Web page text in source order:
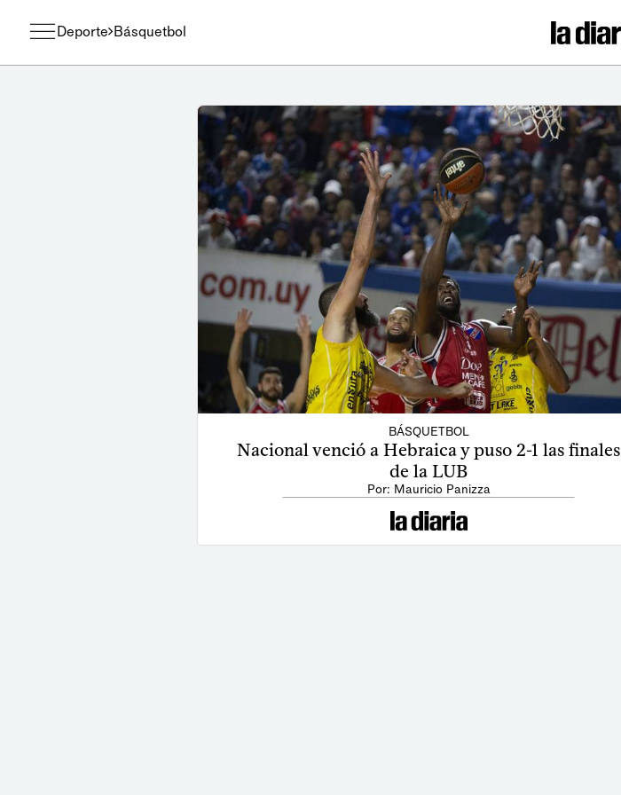
Deporte Básquetbol
BÁSQUETBOL
Nacional venció a Hebraica y puso 2-1 las finales
de la LUB
Por: Mauricio Panizza